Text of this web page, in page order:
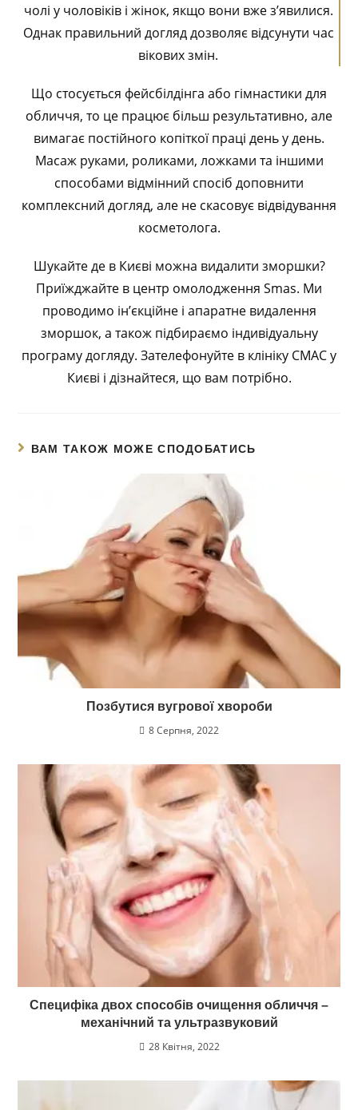
чолі у чоловіків і жінок, якщо вони вже з’явилися.
Однак правильний догляд дозволяє відсунути час
вікових змін.
Що стосується фейсбілдінга або гімнастики для
обличчя, то це працює більш результативно, але
вимагає постійного копіткої праці день у день.
Масаж руками, роликами, ложками та іншими
способами відмінний спосіб доповнити
комплексний догляд, але не скасовує відвідування
косметолога.
Шукайте де в Києві можна видалити зморшки?
Приїжджайте в центр омолодження Smas. Ми
проводимо ін’єкційне і апаратне видалення
зморшок, а також підбираємо індивідуальну
програму догляду. Зателефонуйте в клініку СМАС у
Києві і дізнайтеся, що вам потрібно.
ВАМ ТАКОЖ МОЖЕ СПОДОБАТИСЬ
Позбутися вугрової хвороби
8 Серпня, 2022
Специфіка двох способів очищення обличчя –
механічний та ультразвуковий
28 Квітня, 2022